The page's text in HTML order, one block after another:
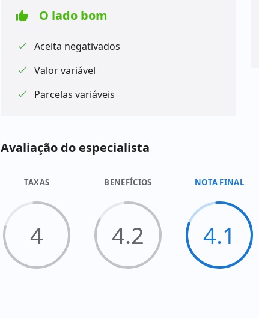
O lado bom
Aceita negativados
Valor variável
Parcelas variáveis
Avaliação do especialista
TAXAS
4
BENEFÍCIOS
4.2
NOTA FINAL
4.1